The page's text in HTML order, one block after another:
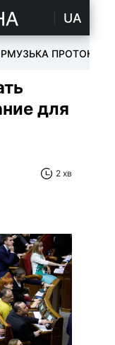
UA
ПРОТОКА
для
2 хв